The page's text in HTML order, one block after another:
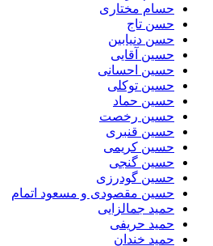
حسام مختاری
حسن تاج
حسن دنیابین
حسین آقایی
حسین احسانی
حسین توکلی
حسین حماد
حسین رخصت
حسین قنبری
حسین کریمی
حسین گنجی
حسین گودرزی
حسین مقصودی و مسعود اتمام
حمید جمالزایی
حمید حریفی
حمید خندان